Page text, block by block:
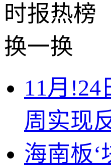
时报热榜
换一换
11月
周实现
海南板